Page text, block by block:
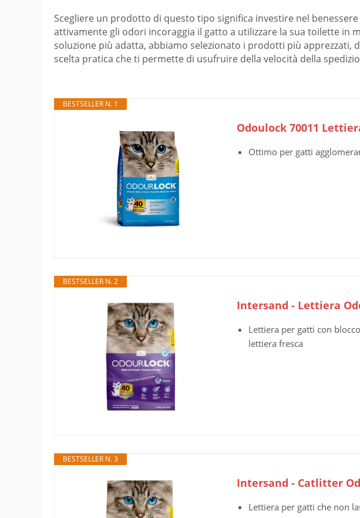
Scegliere un prodotto di questo tipo significa investire nel
attivamente gli odori incoraggia il gatto a utilizzare la sua toilette
soluzione più adatta, abbiamo selezionato i prodotti più apprezzati,
scelta pratica che ti permette di usufruire della velocità della
BESTSELLER N. 1
Odoulock 70011
Ottimo per gatti
BESTSELLER N. 2
Intersand - Lettiera
Lettiera per gatti con
lettiera fresca
BESTSELLER N. 3
Intersand - Catlitter
Lettiera per gatti che non